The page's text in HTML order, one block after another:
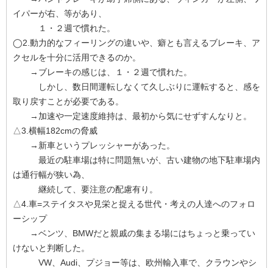
イパーが右、等があり、
１・２週で慣れた。
◯2.動力的なフィーリングの違いや、癖とも言えるブレーキ、ア
クセルを十分に活用できるのか。
→ブレーキの感じは、１・２週で慣れた。
しかし、数日間運転しなくて久しぶりに運転すると、感を
取り戻すことが必要である。
→加速や一定速度維持は、最初から気にせずすんなりと。
△3.横幅182cmの脅威
→新車というプレッシャーがあった。
最近の駐車場は特に問題無いが、古い建物の地下駐車場内
は通行幅が狭い為、
継続して、要注意の配慮有り。
△4.車=ステイタスや見栄と捉える世代・考えの人達へのフォロ
ーシップ
→ベンツ、BMWだと親戚の集まる場にはちょっと乗ってい
けないと判断した。
VW、Audi、プジョー等は、欧州輸入車で、クラウンやシ